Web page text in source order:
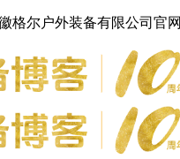
格尔户外装备有限公司官网